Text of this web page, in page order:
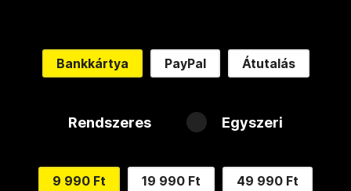
Bankkártya PayPal Átutalás
Rendszeres Egyszeri
9 990 Ft 19 990 Ft 49 990 Ft